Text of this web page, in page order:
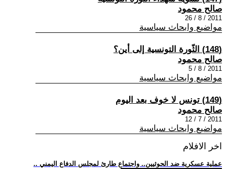
صالح محمود
2011 / 8 / 26
مواضيع وابحاث سياسية
(148) الثّورة التونسية إلى أين؟
صالح محمود
2011 / 8 / 5
مواضيع وابحاث سياسية
(149) تونس لا خوف بعد اليوم
صالح محمود
2011 / 7 / 12
مواضيع وابحاث سياسية
اخر الافلام
.. عملية عسكرية ضد الحوثيين.. واجتماع طارئ لمجلس الدفاع اليمني